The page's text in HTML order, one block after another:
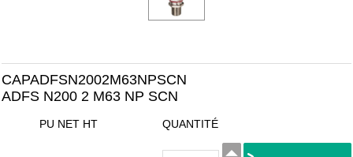
CAPADFSN2002M63NPSCN
ADFS N200 2 M63 NP SCN
PU NET HT QUANTITÉ